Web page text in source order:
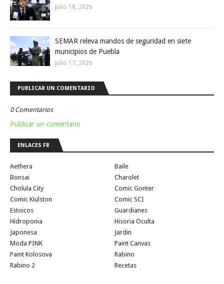
Julio 18, 2026
SEMAR releva mandos de seguridad en siete
municipios de Puebla
Julio 17, 2026
PUBLICAR UN COMENTARIO
0 Comentarios
Publicar un comentario
ENLACES FB
Aethera
Baile
Bonsai
Charolet
Cholula City
Comic Gonter
Comic Kiulston
Comic SCI
Estoicos
Guardianes
Hidroponia
Hisoria Oculta
Japonesa
Jardin
Moda PINK
Paint Canvas
Paint Kolosova
Rabino
Rabino 2
Recetas